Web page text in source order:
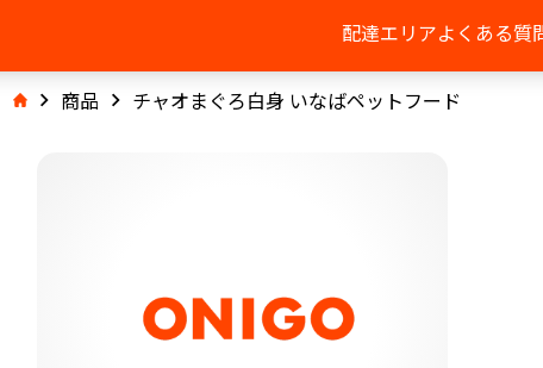
配達エリアよくある質
商品 チャオまぐろ白身 いなばペットフード